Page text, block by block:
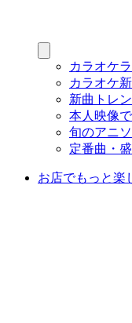
カラオケ
カラオケ
新曲トレ
本人映像
旬のアニ
定番曲・
お店でもっと楽